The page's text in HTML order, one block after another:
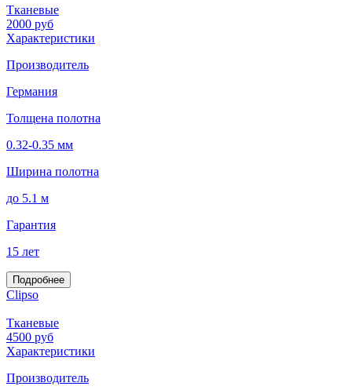
Тканевые
2000 руб
Характеристики
Производитель
Германия
Толщена полотна
0.32-0.35 мм
Ширина полотна
до 5.1 м
Гарантия
15 лет
Подробнее
Clipso
Тканевые
4500 руб
Характеристики
Производитель